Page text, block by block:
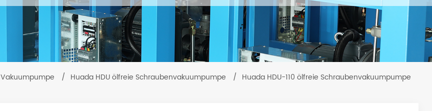
Vakuumpumpe / Huada HDU ölfreie Schraubenvakuumpumpe / Huada HDU-110 ölfreie Schraubenvakuumpumpe